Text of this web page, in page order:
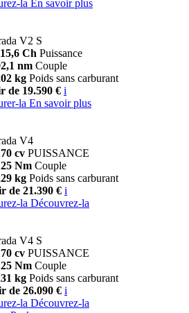
la En savoir plus
V2 S
Ch Puissance
nm Couple
kg Poids sans carburant
de 19.590 € i
la En savoir plus
V4
cv PUISSANCE
Nm Couple
kg Poids sans carburant
de 21.390 € i
la Découvrez-la
V4 S
cv PUISSANCE
Nm Couple
kg Poids sans carburant
de 26.090 € i
la Découvrez-la